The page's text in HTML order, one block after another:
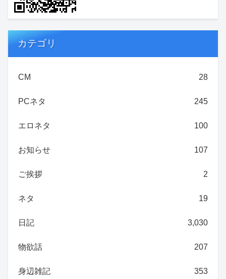
カテゴリ
CM 28
PCネタ 245
エロネタ 100
お知らせ 107
ご挨拶 2
ネタ 19
日記 3,030
物欲話 207
身辺雑記 353